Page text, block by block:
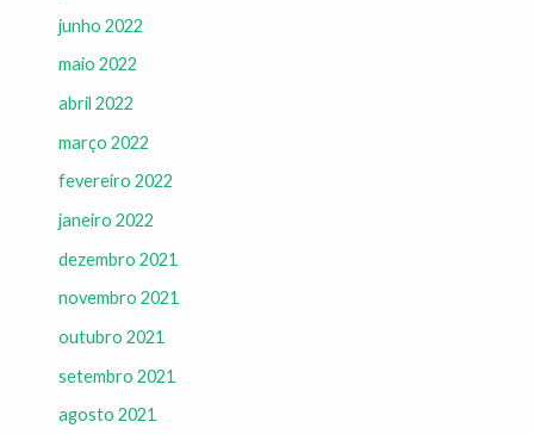
junho 2022
maio 2022
abril 2022
março 2022
fevereiro 2022
janeiro 2022
dezembro 2021
novembro 2021
outubro 2021
setembro 2021
agosto 2021